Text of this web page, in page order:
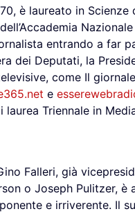
è laureato in
entrando a far
dei Deputati, la
come Il
e
Triennale in
Falleri, già
o Joseph Pulitzer, è
e irriverente. Il